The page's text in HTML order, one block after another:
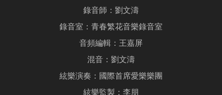
錄音師：劉文濤
錄音室：青春繁花音樂錄音室
音頻編輯：王嘉屏
混音：劉文濤
絃樂演奏：國際首席愛樂樂團
絃樂監製：李朋